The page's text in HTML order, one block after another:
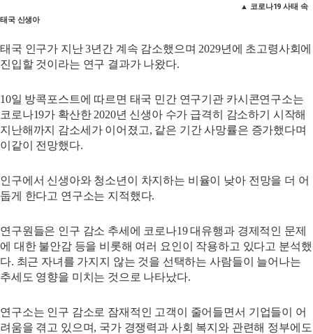
▲ 코로나19 사태 속
태국 신생아
태국 인구가 지난 3년간 계속 감소했으며 2029년에 초고령사회에
진입할 것이라는 연구 결과가 나왔다.
10일 방콕포스트에 따르면 태국 민간 연구기관 카시콘연구소는
코로나19가 확산한 2020년 신생아 수가 급격히 감소하기 시작해
지난해까지 감소세가 이어졌고, 같은 기간 사망률은 증가했다며
이같이 전망했다.
인구에서 신생아와 청소년이 차지하는 비율이 낮아 전망을 더 어
둡게 한다고 연구소는 지적했다.
연구원들은 인구 감소 추세에 코로나19 대유행과 경제적인 문제
에 대한 불안감 등을 비롯해 여러 요인이 작용하고 있다고 분석했
다. 최근 자녀를 가지지 않는 것을 선택하는 사람들이 늘어나는
추세도 영향을 미치는 것으로 나타났다.
연구소는 인구 감소로 잠재적인 고객이 줄어들면서 기업들이 어
려움을 겪고 있으며, 국가 경쟁력과 사회 복지와 관련해 정부에도